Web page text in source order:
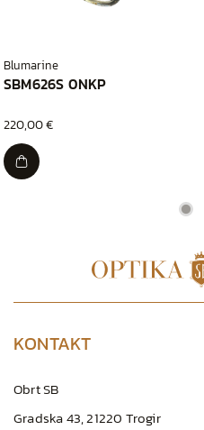
Blumarine
SBM626S 0NKP
220,00 €
KONTAKT
Obrt SB
Gradska 43, 21220 Trogir